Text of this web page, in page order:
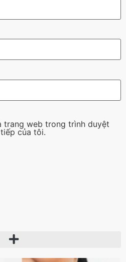
trang web trong trình duyệt
của tôi.